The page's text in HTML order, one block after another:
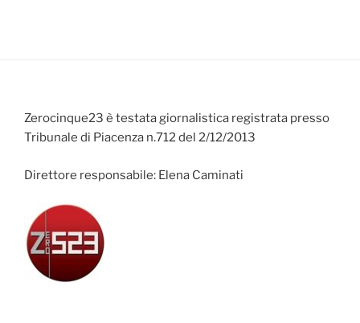
Zerocinque23 è testata giornalistica registrata presso
Tribunale di Piacenza n.712 del 2/12/2013
Direttore responsabile: Elena Caminati